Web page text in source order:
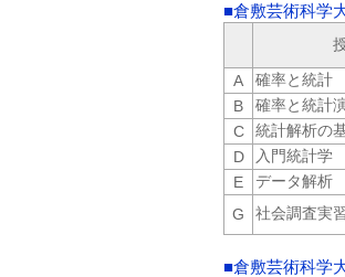
■倉敷芸術科学
A
確率と統計
B
確率と統計
C
統計解析の
D
入門統計学
E
データ解析
G
社会調査実
■倉敷芸術科学